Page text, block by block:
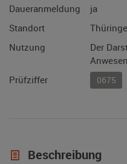
Daueranmeldung
ja
Standort
Nutzung
Der
Prüfziffer
0675
Beschreibung